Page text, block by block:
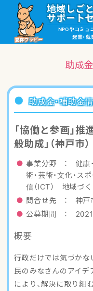
愛称ワラビー
地域しごと
サポート
NPOやコミュ
起業・
就職・
講
助成
ワ
ご登
助成
助成金・補助金
「協働と参画」推
般助成」（神戸市）
事業分野 ： 健康
術・芸術・文化・
信（ICT） 地域づ
問合せ先 ： 神戸
公募期間 ： 2021
概要
行政だけでは気づかな
民のみなさんのアイデ
により、解決に取り組